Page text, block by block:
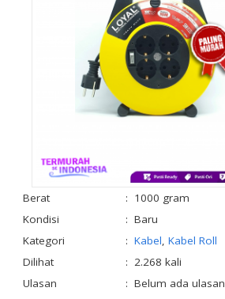
Berat : 1000 gram
Kondisi
: Baru
Kategori
: Kabel Kabel Roll
Dilihat
: 2.268 kali
Ulasan
: Belum ada ulasan